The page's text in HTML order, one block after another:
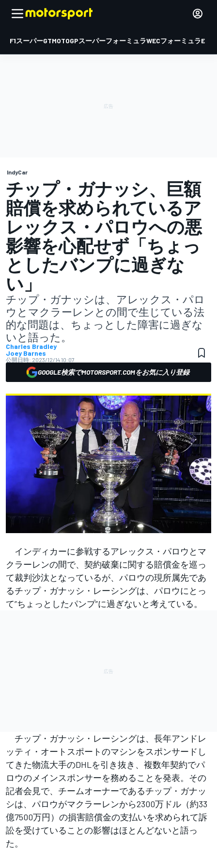
F1スーパーGTMOTOGPスーパーフォーミュラWECフォーミュラE
IndyCar
チップ・ガナッシ、巨額
賠償を求められているア
レックス・パロウへの悪
影響を心配せず「ちょっ
としたバンプに過ぎな
い」
チップ・ガナッシは、アレックス・パロ
ウとマクラーレンとの間で生じている法
的な問題は、ちょっとした障害に過ぎな
いと語った。
Charles Bradley
Joey Barnes
公開日時: 2023/12/14 10:07
GOOGLE検索でMOTORSPORT.COMをお気に入り登録
インディカーに参戦するアレックス・パロウとマ
クラーレンの間で、契約破棄に関する賠償金を巡っ
て裁判沙汰となっているが、パロウの現所属先であ
るチップ・ガナッシ・レーシングは、パロウにとっ
て”ちょっとしたパンプ”に過ぎないと考えている。
チップ・ガナッシ・レーシングは、長年アンドレ
ッティ・オートスポートのマシンをスポンサードし
てきた物流大手のDHLを引き抜き、複数年契約でパ
ロウのメインスポンサーを務めることを発表。その
記者会見で、チームオーナーであるチップ・ガナッ
シは、パロウがマクラーレンから2300万ドル（約33
億7500万円）の損害賠償金の支払いを求められて訴
訟を受けていることの影響はほとんどないと語っ
た。